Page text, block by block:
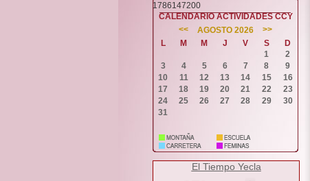
1786147200
CALENDARIO ACTIVIDADES CCY
<<
AGOSTO 2026
>>
L
M M J V S
D
1
2
3
4 5 6 7 8
9
10
11 12 13 14 15
16
17
18 19 20 21 22
23
24
25 26 27 28 29
30
31
El Tiempo Yecla